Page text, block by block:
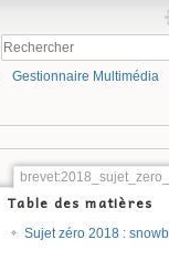
Gestionnaire Multimédia
Table des matières
Sujet zéro 2018 :